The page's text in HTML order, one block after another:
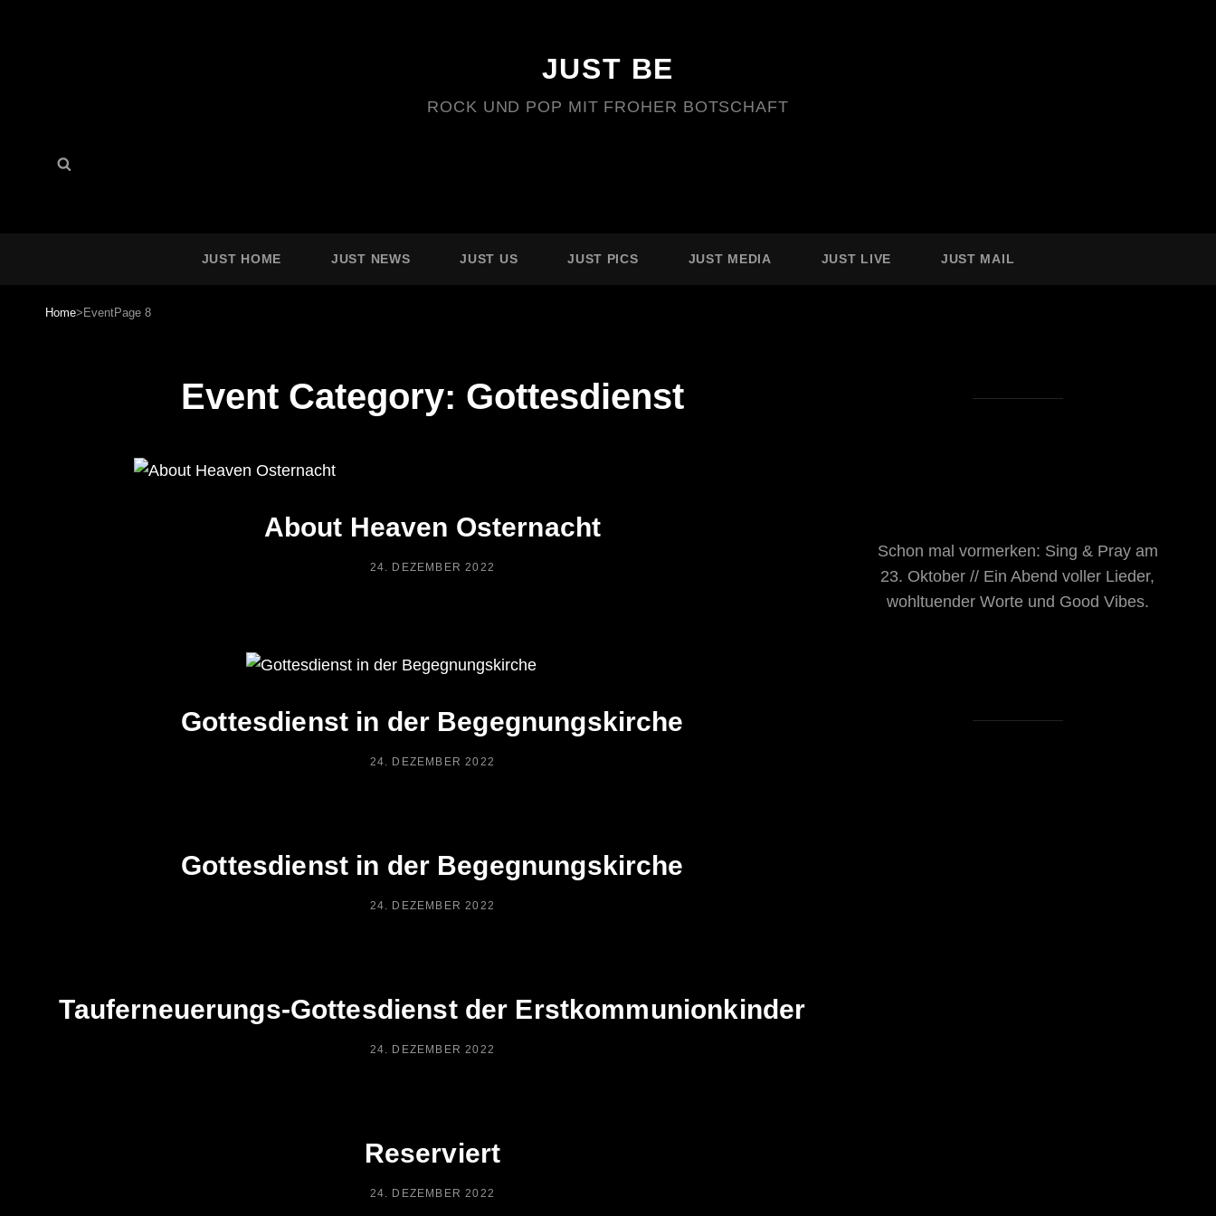
JUST BE
ROCK UND POP MIT FROHER BOTSCHAFT
Search
JUST HOME JUST NEWS JUST US JUST PICS JUST MEDIA JUST LIVE JUST MAIL
Home> EventPage 8
Event Category: Gottesdienst
About Heaven Osternacht
POSTED
24. DEZEMBER 2022
Gottesdienst in der Begegnungskirche
POSTED
24. DEZEMBER 2022
Gottesdienst in der Begegnungskirche
POSTED
24. DEZEMBER 2022
Tauferneuerungs-Gottesdienst der Erstkommunionkinder
POSTED
24. DEZEMBER 2022
Reserviert
POSTED
24. DEZEMBER 2022
Schon mal vormerken: Sing & Pray am
23. Oktober // Ein Abend voller Lieder,
wohltuender Worte und Good Vibes.